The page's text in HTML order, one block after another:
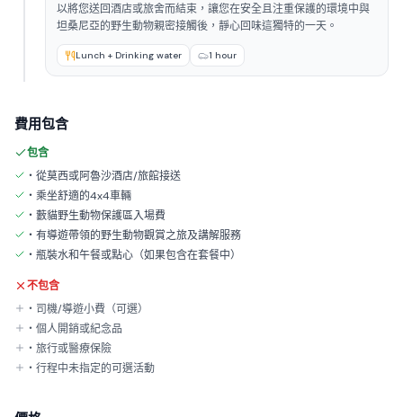
以將您送回酒店或旅舍而結束，讓您在安全且注重保護的環境中與
坦桑尼亞的野生動物親密接觸後，靜心回味這獨特的一天。
Lunch + Drinking water 1 hour
費用包含
包含
・從莫西或阿魯沙酒店/旅館接送
・乘坐舒適的4x4車輛
・藪貓野生動物保護區入場費
・有導遊帶領的野生動物觀賞之旅及講解服務
・瓶裝水和午餐或點心（如果包含在套餐中）
不包含
・司機/導遊小費（可選）
・個人開銷或紀念品
・旅行或醫療保險
・行程中未指定的可選活動